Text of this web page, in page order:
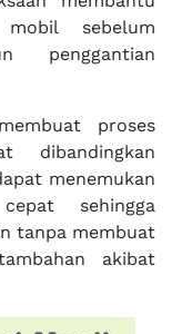
sebelum
penggantian
proses
dibandingkan
menemukan
sehingga
tanpa membuat
akibat